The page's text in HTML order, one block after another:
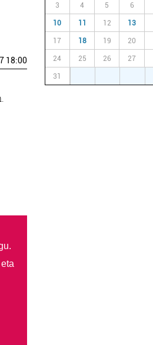
18:00
3 4 5 6
10 11 12 13
17 18 19 20
24 25 26 27
31